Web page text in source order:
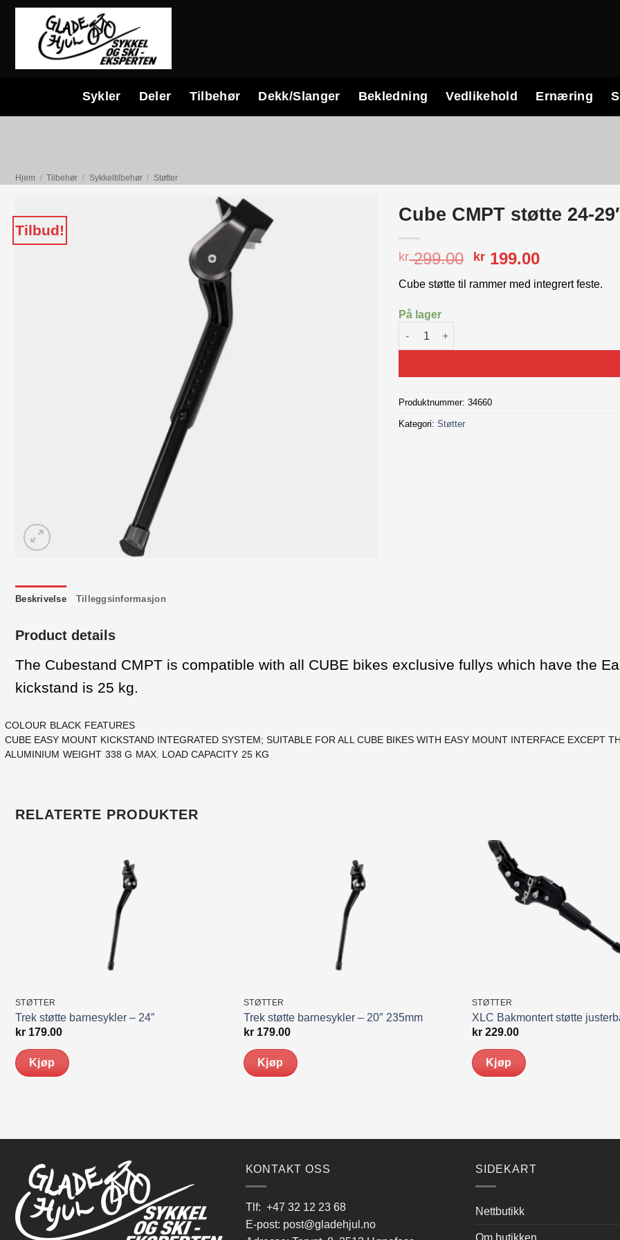
Skip
Sykler Deler Tilbehør Dekk/Slanger Bekledning Vedlikehold Ernæring
Hjem / Tilbehør / Sykkeltilbehør / Støtter
Tilbud!
Cube CMPT støtte 24-
kr299.00 Opprinnelig
var:
kr 199.00
er:
Cube støtte til rammer med integrert feste.
På lager
Cube CMPT støtte 24-29" antall
Produktnummer:34660
Kategori:Støtter
Beskrivelse Tilleggsinformasjon
Product details
The Cubestand CMPT is compatible with all CUBE bikes exclusive fullys which have the
kickstand is 25 kg.
COLOUR BLACK FEATURES
CUBE EASY MOUNT KICKSTAND INTEGRATED SYSTEM; SUITABLE FOR ALL CUBE BIKES WITH EASY MOUNT INTERFACE EXCEPT
ALUMINIUM WEIGHT 338 G MAX. LOAD CAPACITY 25 KG
RELATERTE PRODUKTER
STØTTER
Trek støtte barnesykler – 24″
kr179.00
Kjøp
STØTTER
Trek støtte barnesykler – 20″ 235mm
kr179.00
Kjøp
STØTTER
XLC Bakmontert støtte
kr229.00
Kjøp
KONTAKT OSS
Tlf: +47 32 12 23 68
E-post: post@gladehjul.no
SIDEKART
Nettbutikk
Om butikken